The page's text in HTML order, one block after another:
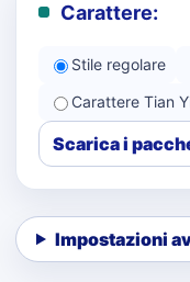
Carattere:
Stile regolare
Carattere Tian
Scarica i
Impostazioni